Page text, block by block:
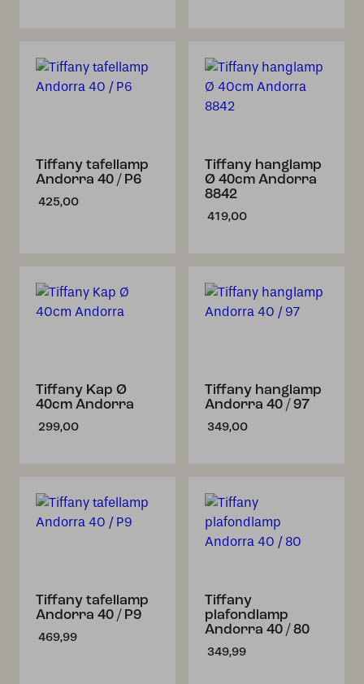
Tiffany tafellamp
Andorra 40 / P6
425,00
Tiffany hanglamp
Ø 40cm Andorra
8842
419,00
Tiffany Kap Ø
40cm Andorra
299,00
Tiffany hanglamp
Andorra 40 / 97
349,00
Tiffany tafellamp
Andorra 40 / P9
469,99
Tiffany
plafondlamp
Andorra 40 / 80
349,99